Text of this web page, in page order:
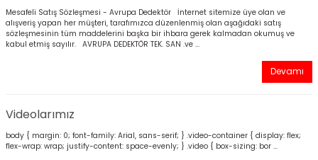
Mesafeli Satış Sözleşmesi - Avrupa Dedektör İnternet sitemize üye olan ve
alışveriş yapan her müşteri, tarafımızca düzenlenmiş olan aşağıdaki satış
sözleşmesinin tüm maddelerini başka bir ihbara gerek kalmadan okumuş ve
kabul etmiş sayılır. AVRUPA DEDEKTÖR TEK. SAN .ve ...
Devamı
Videolarımız
body { margin: 0; font-family: Arial, sans-serif; } .video-container { display: flex;
flex-wrap: wrap; justify-content: space-evenly; } .video { box-sizing: bor ...